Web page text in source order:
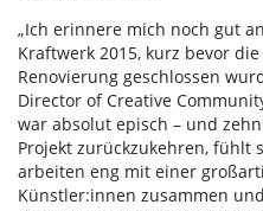
„Ich erinnere mich noch gut
Kraftwerk 2015, kurz bevor
Renovierung geschlossen
Director of Creative
war absolut episch – und
Projekt zurückzukehren, fühlt
arbeiten eng mit einer
Künstler:innen zusammen